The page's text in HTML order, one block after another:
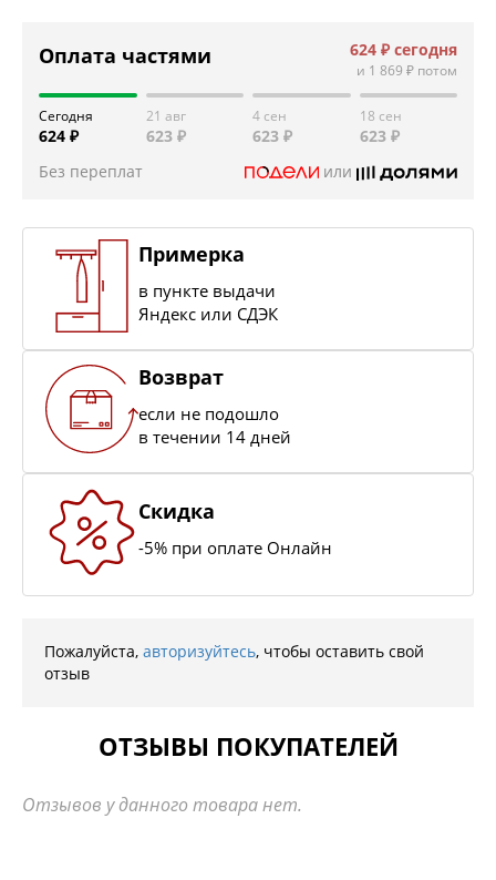
Оплата частями 624 ₽ сегодня
и 1 869 ₽ потом
Сегодня
624 ₽
21 авг
623 ₽
4 сен
623 ₽
18 сен
623 ₽
Без переплат
или
Примерка
в пункте выдачи
Яндекс или СДЭК
Возврат
если не подошло
в течении 14 дней
Скидка
-5% при оплате Онлайн
Пожалуйста, авторизуйтесь, чтобы оставить свой
отзыв
ОТЗЫВЫ ПОКУПАТЕЛЕЙ
Отзывов у данного товара нет.